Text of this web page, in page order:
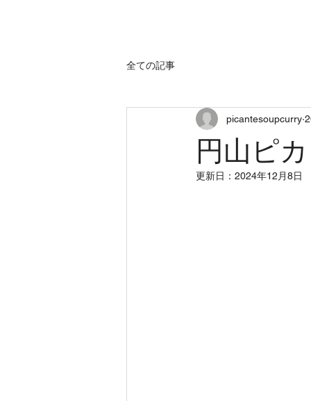
全ての記事
円山ピ
picantesoupcurry
更新日： 2024年12月8日